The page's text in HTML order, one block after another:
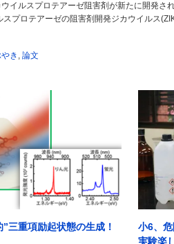
イルスプロテアーゼ阻害剤が新たに開発さ
プロテアーゼの阻害剤開発ジカウイルス
き , 論文
三重項励起状態の生成！
小6、
実験楽